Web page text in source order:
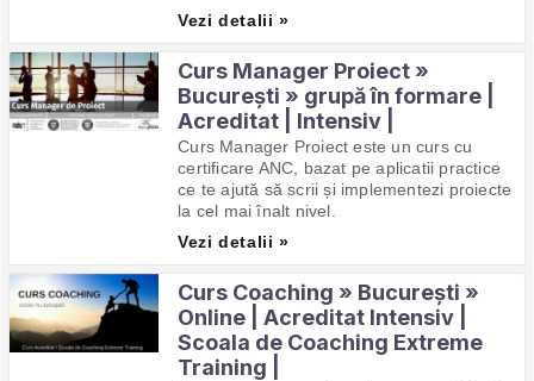
Vezi detalii »
Curs Manager Proiect »
București » grupă în formare |
Acreditat | Intensiv |
Curs Manager Proiect este un curs cu
certificare ANC, bazat pe aplicatii practice
ce te ajută să scrii și implementezi proiecte
la cel mai înalt nivel.
Vezi detalii »
Curs Coaching » București »
Online | Acreditat Intensiv |
Scoala de Coaching Extreme
Training |